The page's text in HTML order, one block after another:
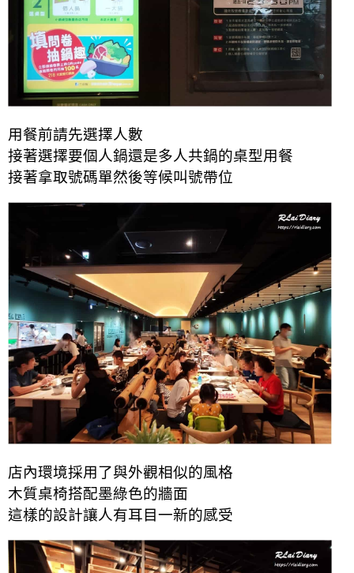
用餐前請先選擇人數
接著選擇要個人鍋還是多人共鍋的桌型用餐
接著拿取號碼單然後等候叫號帶位
店內環境採用了與外觀相似的風格
木質桌椅搭配墨綠色的牆面
這樣的設計讓人有耳目一新的感受